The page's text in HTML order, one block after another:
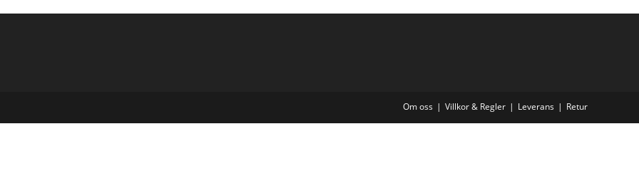
Om oss Villkor & Regler Leverans Retur